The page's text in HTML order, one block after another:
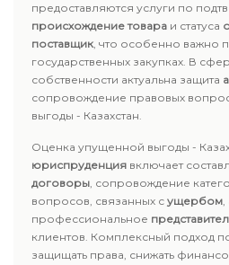
предоставляются услуги по
происхождение товара и статуса
поставщик, что особенно важно
государственных закупках. В
собственности актуальна защита
сопровождение правовых
выгоды - Казахстан.
Оценка упущенной выгоды -
юриспруденция включает
договоры, сопровождение
вопросов, связанных с ущербом,
профессиональное
клиентов. Комплексный подход
защищать права, снижать